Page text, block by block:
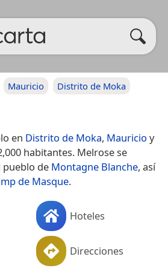
Mauricio Distrito de Moka
en Distrito de Moka, Mauricio y
habitantes. Melrose se
pueblo de Montagne Blanche, así
de Masque.
Hoteles
Direcciones